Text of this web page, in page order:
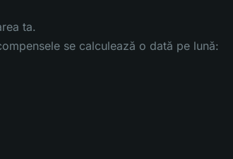
ta.
se calculează o dată pe lună: